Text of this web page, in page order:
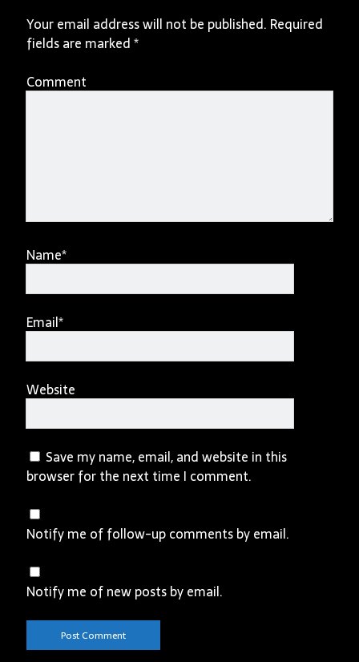
Your email address will not be published. Required
fields are marked*
Comment
Name*
Email*
Website
Save my name, email, and website in this
browser for the next time I comment.
Notify me of follow-up comments by email.
Notify me of new posts by email.